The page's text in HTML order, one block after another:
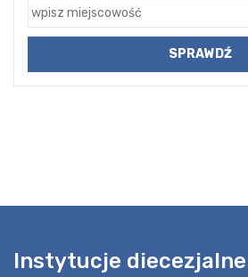
Instytucje diecezjalne